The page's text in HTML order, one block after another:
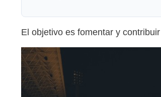
El objetivo es fomentar y